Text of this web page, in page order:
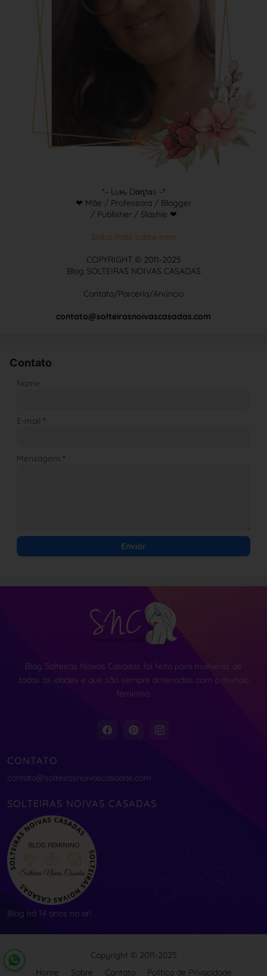
°~ Luԋ Dɑɳtɑs ~°
❤ Mãe / Professora / Blogger
/ Publisher / Slashie ❤
Saiba mais sobre mim
COPYRIGHT © 2011-2025
Blog SOLTEIRAS NOIVAS CASADAS
Contato/Parceria/Anúncio
contato@solteirasnoivascasadas.com
Contato
Nome
E-mail *
Mensagem *
Blog Solteiras Noivas Casadas foi feito para mulheres de
todas as idades e que são sempre antenadas com o mundo
feminino.
CONTATO
contato@solteirasnoivascasadas.com
SOLTEIRAS NOIVAS CASADAS
Blog há 14 anos no ar!
Copyright © 2011-2025
Home
Sobre Contato Política de Privacidade